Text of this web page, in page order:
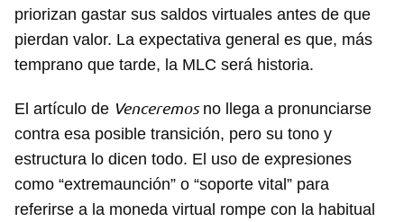
priorizan gastar sus saldos virtuales antes de que
pierdan valor. La expectativa general es que, más
temprano que tarde, la MLC será historia.
El artículo de Venceremosno llega a pronunciarse
contra esa posible transición, pero su tono y
estructura lo dicen todo. El uso de expresiones
como “extremaunción” o “soporte vital” para
referirse a la moneda virtual rompe con la habitual